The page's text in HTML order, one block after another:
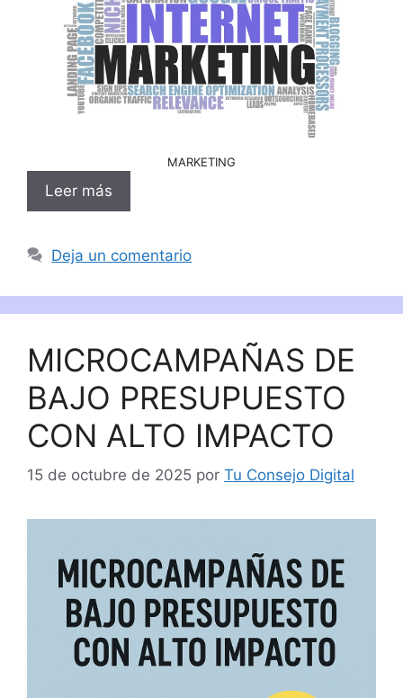
MARKETING
Leer más
Deja un comentario
MICROCAMPAÑAS DE
BAJO PRESUPUESTO
CON ALTO IMPACTO
15 de octubre de 2025 por Tu Consejo Digital